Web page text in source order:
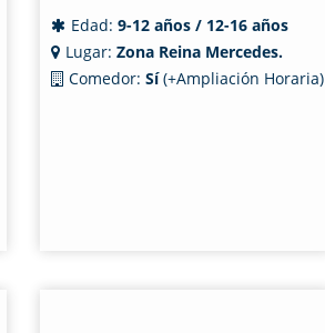
Edad: 9-12 años / 12-16 años
Lugar: Zona Reina Mercedes.
Comedor: Sí(+Ampliación Horaria)